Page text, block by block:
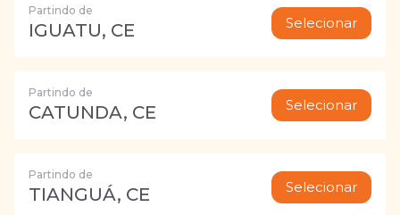
Partindo de
IGUATU, CE Selecionar
Partindo de
CATUNDA, CE Selecionar
Partindo de
TIANGUÁ, CE Selecionar